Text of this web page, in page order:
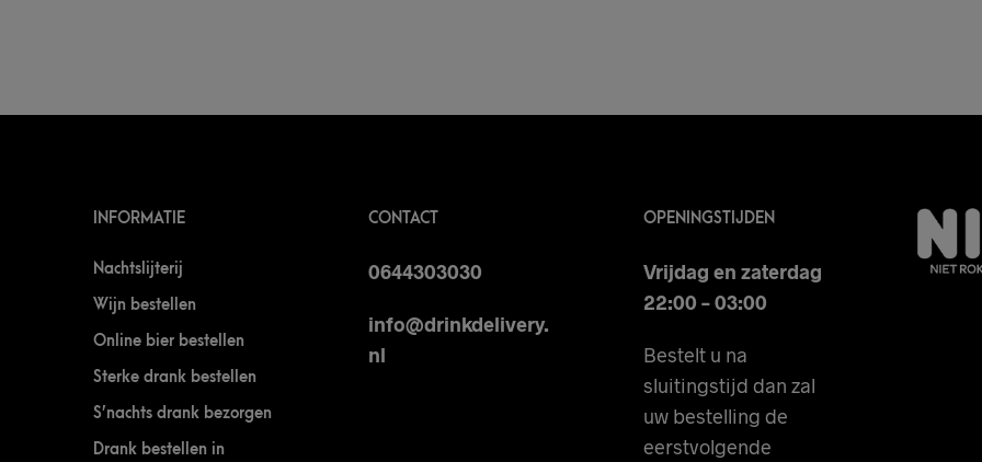
INFORMATIE
Nachtslijterij
Wijn bestellen
Online bier bestellen
Sterke drank bestellen
S’nachts drank bezorgen
Drank bestellen in
CONTACT
0644303030
info@drinkdelivery.
nl
OPENINGSTIJDEN
Vrijdag en zaterdag
22:00 – 03:00
Bestelt u na
sluitingstijd dan zal
uw bestelling de
eerstvolgende